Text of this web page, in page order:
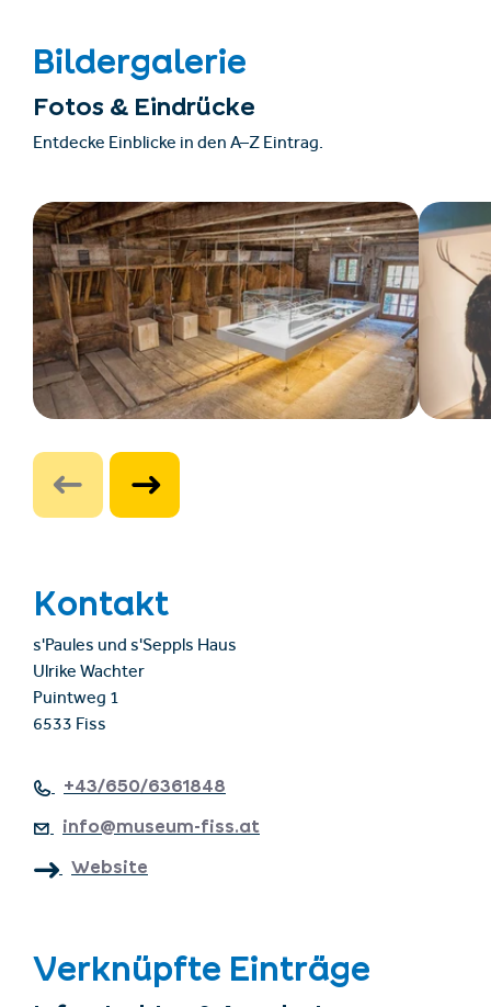
Bildergalerie
Fotos & Eindrücke
Entdecke Einblicke in den A–Z Eintrag.
Kontakt
s'Paules und s'Seppls Haus
Ulrike Wachter
Puintweg 1
6533 Fiss
+43/650/6361848
info@museum-fiss.at
Website
Verknüpfte Einträge